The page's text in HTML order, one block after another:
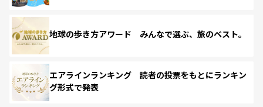
地球の歩き方アワード みんなで選ぶ、旅のベスト。
エアラインランキング 読者の投票をもとにランキン
グ形式で発表